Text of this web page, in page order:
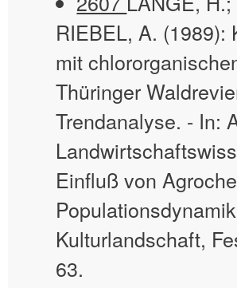
RIEBEL, A. (1989):
mit
Thüringer
Trendanalyse. - In:
Einfluß von
Kulturlandschaft,
63.